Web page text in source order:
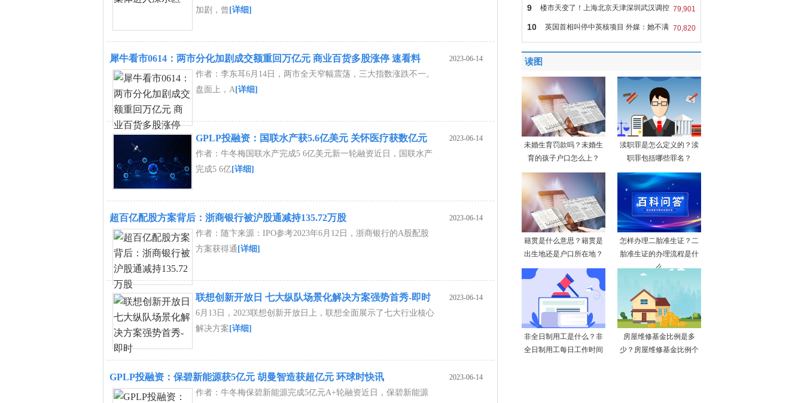
加剧，曾 [详细]
2023-06-14
犀牛看市0614：两市分化加剧成交额重回万亿元 商业百货多股涨停 速看料
作者：李东耳6月14日，两市全天窄幅震荡，三大指数涨跌不一。
盘面上，A[详细]
2023-06-14
GPLP投融资：国联水产获5.6亿美元 关怀医疗获数亿元
作者：牛冬梅国联水产完成5 6亿美元新一轮融资近日，国联水产
完成5 6亿[详细]
2023-06-14
超百亿配股方案背后：浙商银行被沪股通减持135.72万股
作者：随卞来源：IPO参考2023年6月12日，浙商银行的A股配股
方案获得通 [详细]
2023-06-14
联想创新开放日 七大纵队场景化解决方案强势首秀-即时
6月13日，2023联想创新开放日上，联想全面展示了七大行业核心
解决方案 [详细]
2023-06-14
GPLP投融资：保碧新能源获5亿元 胡曼智造获超亿元 环球时快讯
作者：牛冬梅保碧新能源完成5亿元A+轮融资近日，保碧新能源
79,901
9 楼市天变了！上海北京天津深圳武汉调控
70,820
10 英国首相叫停中英核项目 外媒：她不满
读图
未婚生育罚款吗？未婚生
育的孩子户口怎么上？
渎职罪是怎么定义的？渎
职罪包括哪些罪名？
籍贯是什么意思？籍贯是
出生地还是户口所在地？
怎样办理二胎准生证？二
胎准生证的办理流程是什
么
非全日制用工是什么？非
全日制用工每日工作时间
房屋维修基金比例是多
少？房屋维修基金比例个